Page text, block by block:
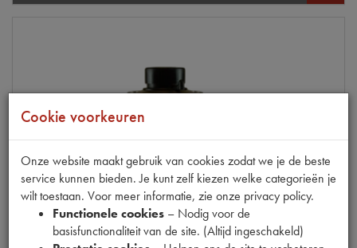
Cookie voorkeuren
Onze website maakt gebruik van cookies zodat we je de beste
service kunnen bieden. Je kunt zelf kiezen welke categorieën je
wilt toestaan. Voor meer informatie, zie onze privacy policy.
Functionele cookies – Nodig voor de
basisfunctionaliteit van de site. (Altijd ingeschakeld)